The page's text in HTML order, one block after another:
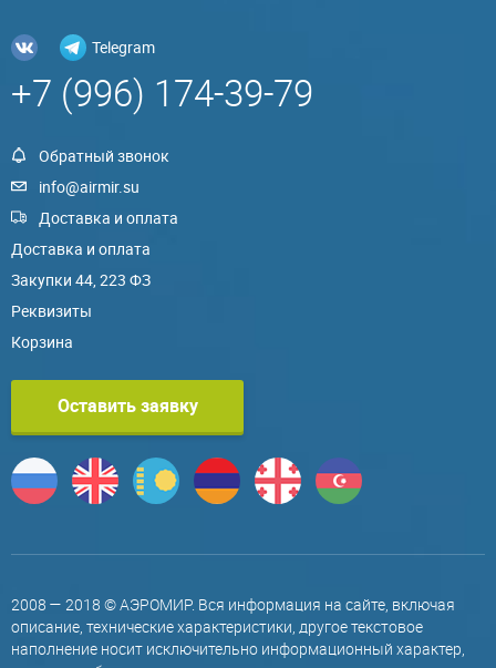
Telegram
+7 (996) 174-39-79
Обратный звонок
info@airmir.su
Доставка и оплата
Доставка и оплата
Закупки 44, 223 ФЗ
Реквизиты
Корзина
Оставить заявку
2008 — 2018 © АЭРОМИР. Вся информация на сайте, включая
описание, технические характеристики, другое текстовое
наполнение носит исключительно информационный характер,